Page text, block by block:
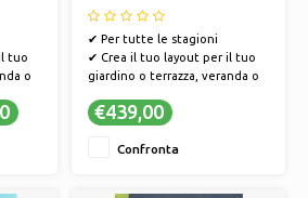
tuo
o
Sezione intermedia
✔ Per tutte le stagioni
✔ Crea il tuo layout per il tuo
giardino o terrazza, veranda o
✔ Composizione modulare
di facile manutenzione
€439,00
Confronta